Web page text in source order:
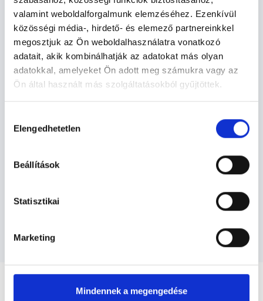
valamint weboldalforgalmunk elemzéséhez. Ezenkívül
közösségi média-, hirdető- és elemező partnereinkkel
megosztjuk az Ön weboldalhasználatra vonatkozó
adatait, akik kombinálhatják az adatokat más olyan
adatokkal, amelyeket Ön adott meg számukra vagy az
Ön által használt más szolgáltatásokból gyűjtöttek.
szabályzat:https://foglaljorvost.hu/info/foglaljorvost-
kiválasztása
Elengedhetetlen
Beállítások
Statisztikai
Marketing
Mindennek a megengedése
Ultrahangos szakorvos -
Ultrahang
SZAKTERÜLETEK
Szolgáltatások
Budapesti és vidéki ultrahangos szakorvos